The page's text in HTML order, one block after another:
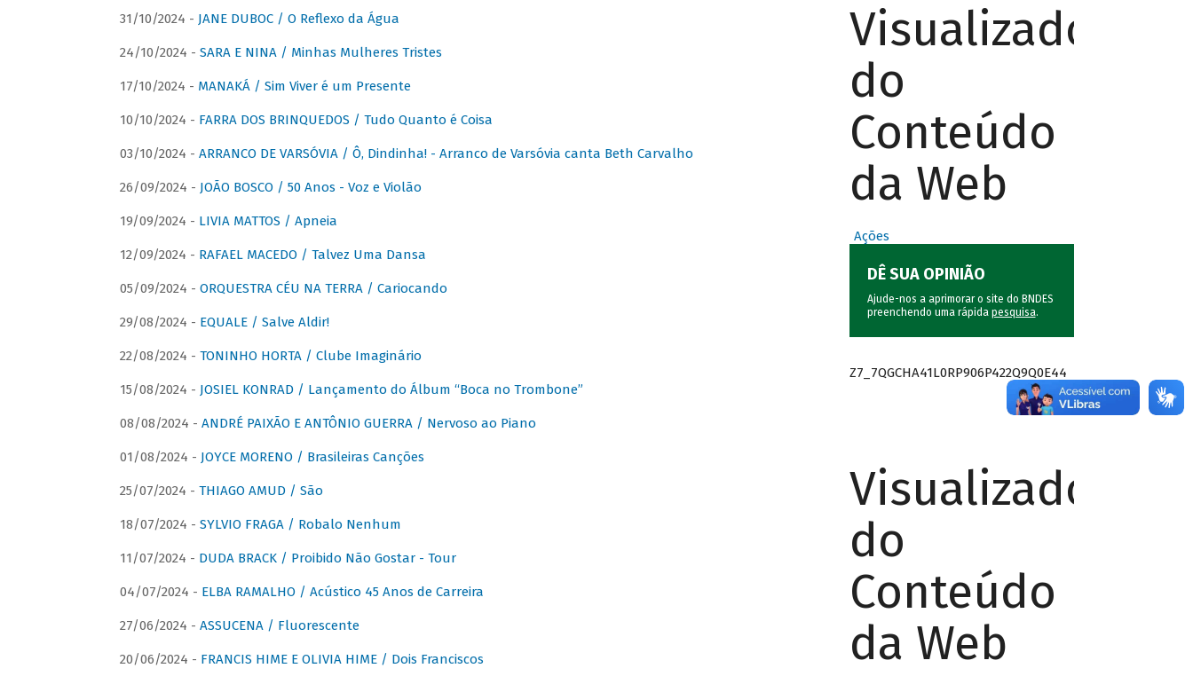
31/10/2024 - JANE DUBOC / O Reflexo da Água
24/10/2024 - SARA E NINA / Minhas Mulheres Tristes
17/10/2024 - MANAKÁ / Sim Viver é um Presente
10/10/2024 - FARRA DOS BRINQUEDOS / Tudo Quanto é Coisa
03/10/2024 - ARRANCO DE VARSÓVIA / Ô, Dindinha! - Arranco de Varsóvia canta Beth Carvalho
26/09/2024 - JOÃO BOSCO / 50 Anos - Voz e Violão
19/09/2024 - LIVIA MATTOS / Apneia
12/09/2024 - RAFAEL MACEDO / Talvez Uma Dansa
05/09/2024 - ORQUESTRA CÉU NA TERRA / Cariocando
29/08/2024 - EQUALE / Salve Aldir!
22/08/2024 - TONINHO HORTA / Clube Imaginário
15/08/2024 - JOSIEL KONRAD / Lançamento do Álbum “Boca no Trombone”
08/08/2024 - ANDRÉ PAIXÃO E ANTÔNIO GUERRA / Nervoso ao Piano
01/08/2024 - JOYCE MORENO / Brasileiras Canções
25/07/2024 - THIAGO AMUD / São
18/07/2024 - SYLVIO FRAGA / Robalo Nenhum
11/07/2024 - DUDA BRACK / Proibido Não Gostar - Tour
04/07/2024 - ELBA RAMALHO / Acústico 45 Anos de Carreira
27/06/2024 - ASSUCENA / Fluorescente
20/06/2024 - FRANCIS HIME E OLIVIA HIME / Dois Franciscos
Visualizador
do
Conteúdo
da Web
Ações
DÊ SUA OPINIÃO
Ajude-nos a aprimorar o site do BNDES
preenchendo uma rápida pesquisa.
Z7_7QGCHA41L0RP906P422Q9Q0E44
Visualizador
do
Conteúdo
da Web